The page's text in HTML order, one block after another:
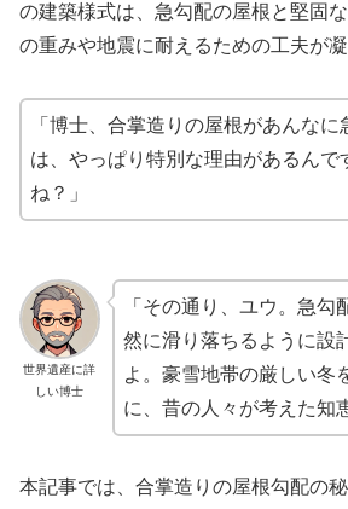
の建築様式は、急勾配の屋根と堅固
の重みや地震に耐えるための工夫が凝
「博士、合掌造りの屋根があんなに
は、やっぱり特別な理由があるんで
ね？」
世界遺産に詳
しい博士
「その通り、ユウ。急勾
然に滑り落ちるように設
よ。豪雪地帯の厳しい冬
に、昔の人々が考えた知
本記事では、合掌造りの屋根勾配の